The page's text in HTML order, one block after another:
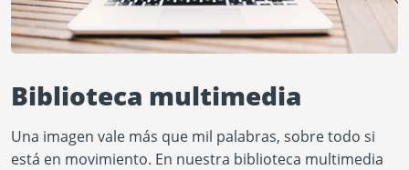
Biblioteca multimedia
Una imagen vale más que mil palabras, sobre todo si
está en movimiento. En nuestra biblioteca multimedia